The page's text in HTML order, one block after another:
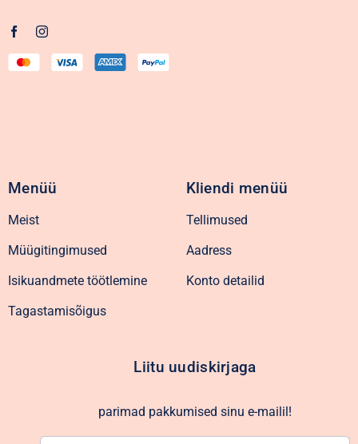
Menüü
Meist
Müügitingimused
Isikuandmete töötlemine
Tagastamisõigus
Kliendi menüü
Tellimused
Aadress
Konto detailid
Liitu uudiskirjaga
parimad pakkumised sinu e-mailil!